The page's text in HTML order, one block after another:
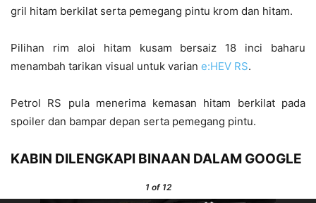
gril hitam berkilat serta pemegang pintu krom dan hitam.
Pilihan rim aloi hitam kusam bersaiz 18 inci baharu
menambah tarikan visual untuk varian e:HEV RS.
Petrol RS pula menerima kemasan hitam berkilat pada
spoiler dan bampar depan serta pemegang pintu.
KABIN DILENGKAPI BINAAN DALAM GOOGLE
1of 12